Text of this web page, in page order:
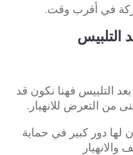
في أقرب وقت.
التلبيس
التلييس فهنا نكون قد
من التعرض للانهيار.
لها دور كبير في حماية